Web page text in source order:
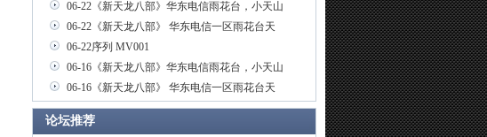
06-22 《新天龙八部》华东电信雨花台，小天山
06-22 《新天龙八部》 华东电信一区雨花台天
06-22序列 MV001
06-16 《新天龙八部》华东电信雨花台，小天山
06-16 《新天龙八部》 华东电信一区雨花台天
论坛推荐